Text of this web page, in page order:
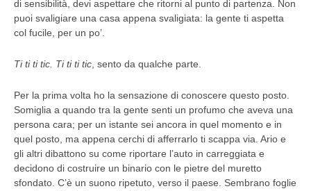
di sensibilità, devi aspettare che ritorni al punto di partenza. Non
puoi svaligiare una casa appena svaligiata: la gente ti aspetta
col fucile, per un po’.
Ti ti ti tic. Ti ti ti tic, sento da qualche parte.
Per la prima volta ho la sensazione di conoscere questo posto.
Somiglia a quando tra la gente senti un profumo che aveva una
persona cara; per un istante sei ancora in quel momento e in
quel posto, ma appena cerchi di afferrarlo ti scappa via. Ario e
gli altri dibattono su come riportare l’auto in carreggiata e
decidono di costruire un binario con le pietre del muretto
sfondato. C’è un suono ripetuto, verso il paese. Sembrano foglie